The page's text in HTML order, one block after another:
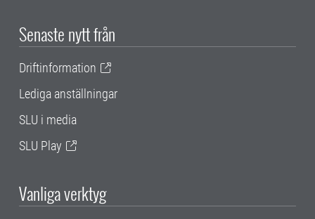
Senaste nytt från
Driftinformation
Lediga anställningar
SLU i media
SLU Play
Vanliga verktyg